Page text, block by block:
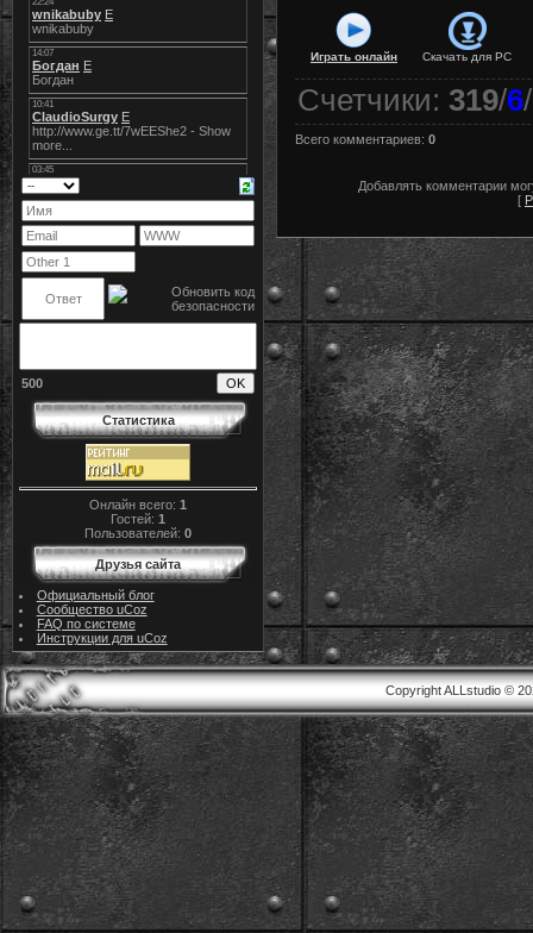
500
Статистика
Онлайн всего: 1
Гостей: 1
Пользователей: 0
Друзья сайта
Официальный блог
Сообщество uCoz
FAQ по системе
Инструкции для uCoz
Играть онлайн Скачать для PC
Счетчики: 319/6/
Всего комментариев: 0
Добавлять комментарии
[
Copyright ALLstudio ©